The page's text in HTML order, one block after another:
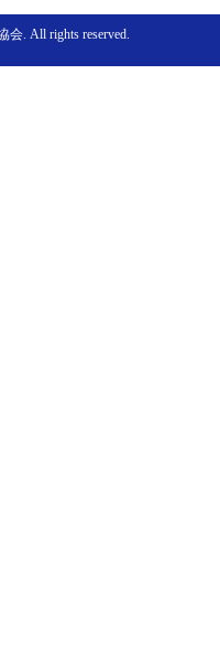
会. All rights reserved.